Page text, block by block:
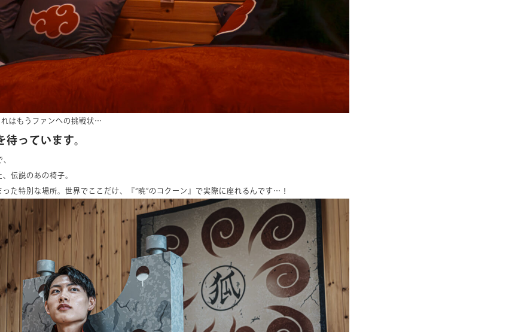
はもうファンへの挑戦状…
っています。
伝説のあの椅子。
った特別な場所。世界でここだけ、『“暁”のコクーン』で実際に座れるんです…！